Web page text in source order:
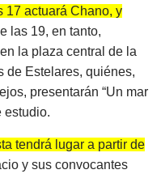
17 actuará Chano, y
las 19, en tanto,
la plaza central de la
de Estelares, quiénes,
presentarán “Un mar
estudio.
tendrá lugar a partir de
y sus convocantes